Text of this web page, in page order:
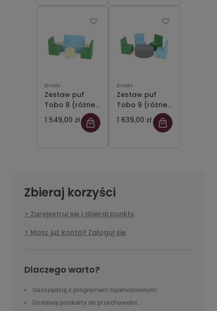
Entelo
Zestaw puf
Tobo 8 (różne
kolory)
1 549,00 zł
Entelo
Zestaw puf
Tobo 9 (różne
kolory)
1 639,00 zł
Zbieraj korzyści
Zarejestruj się i zbieraj punkty
Masz już konto? Zaloguj się
Dlaczego warto?
Oszczędzaj z programem lojalnościowym.
Dodawaj produkty do przechowalni.